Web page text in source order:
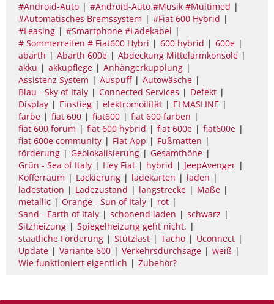
#Android-Auto
#Android-Auto #Musik #Multimed
#Automatisches Bremssystem
#Fiat 600 Hybrid
#Leasing
#Smartphone #Ladekabel
# Sommerreifen # Fiat600 Hybri
600 hybrid
600e
abarth
Abarth 600e
Abdeckung Mittelarmkonsole
akku
akkupflege
Anhängerkupplung
Assistenz System
Auspuff
Autowäsche
Blau - Sky of Italy
Connected Services
Defekt
Display
Einstieg elektromoilität
ELMASLINE
farbe
fiat 600 fiat600
fiat 600 farben
fiat 600 forum
fiat 600 hybrid fiat 600e
fiat600e
fiat 600e community
Fiat App
Fußmatten
förderung
Geolokalisierung
Gesamthöhe
Grün - Sea of Italy
Hey Fiat hybrid
JeepAvenger
Kofferraum
Lackierung ladekarten
laden
ladestation
Ladezustand langstrecke
Maße
metallic
Orange - Sun of Italy
rot
Sand - Earth of Italy
schonend laden
schwarz
Sitzheizung
Spiegelheizung geht nicht.
staatliche Förderung
Stützlast Tacho
Uconnect
Update
Variante 600 Verkehrsdurchsage
weiß
Wie funktioniert eigentlich
Zubehör?